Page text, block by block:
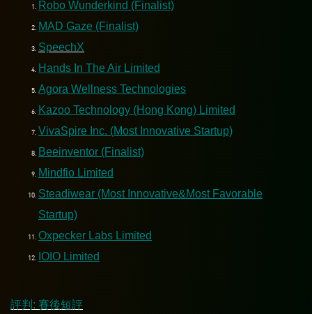
Robo Wunderkind (Finalist)
MAD Gaze (Finalist)
SpeechX
Hands In The Air Limited
Agora Wellness Technologies
Kazoo Technology (Hong Kong) Limited
VivaSpire Inc. (Most Innovative Startup)
Beeinventor (Finalist)
Mindfio Limited
Steadiwear (Most Innovative&Most Favorable
Startup)
Oxpecker Labs Limited
IOIO Limited
評判: 賽後短評